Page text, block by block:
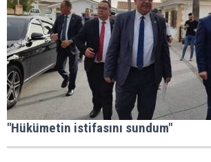
"Hükümetin istifasını sundum"